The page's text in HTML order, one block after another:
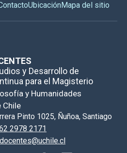
UbicaciónMapa del sitio
y Desarrollo de
para el Magisterio
y Humanidades
Chile
Pinto 1025, Ñuñoa, Santiago
2978 2171